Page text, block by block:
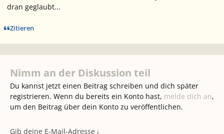
dran geglaubt...
Zitieren
Nimm an der Diskussion teil
Du kannst jetzt einen Beitrag schreiben und dich später
registrieren. Wenn du bereits ein Konto hast, melde dich an,
um den Beitrag über dein Konto zu veröffentlichen.